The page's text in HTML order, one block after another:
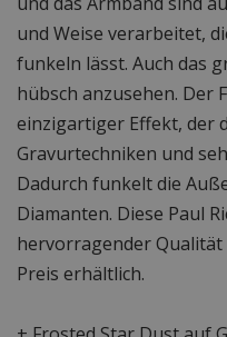
und Weise verarbeitet,
funkeln lässt. Auch das
hübsch anzusehen. Der
einzigartiger Effekt, der
Gravurtechniken und
Dadurch funkelt die
Diamanten. Diese Paul
hervorragender
Preis erhältlich.